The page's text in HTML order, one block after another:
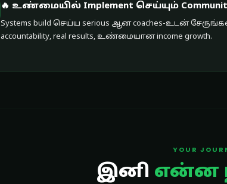
🔥 உண்மையில் Implement செய்யும்
Systems build செய்ய serious ஆன coaches-உடன்
accountability, real results, உண்மையான income growth.
YOUR
இனி என்ன